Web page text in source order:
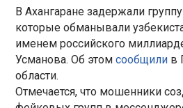
В Ахангаране задержали
которые обманывали
именем российского
Усманова. Об этомсообщили в
области.
Отмечается, что мошенники